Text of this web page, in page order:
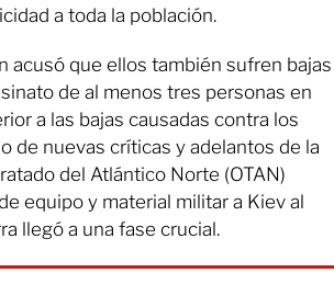
a toda la población.
acusó que ellos también sufren bajas
de al menos tres personas en
a las bajas causadas contra los
de nuevas críticas y adelantos de la
del Atlántico Norte (OTAN)
equipo y material militar a Kiev al
llegó a una fase crucial.